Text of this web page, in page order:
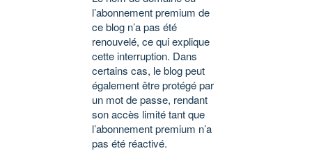
l’abonnement premium de
ce blog n’a pas été
renouvelé, ce qui explique
cette interruption. Dans
certains cas, le blog peut
également être protégé par
un mot de passe, rendant
son accès limité tant que
l’abonnement premium n’a
pas été réactivé.